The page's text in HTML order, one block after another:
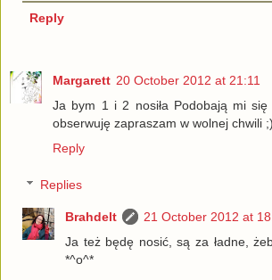
Reply
Margarett 20 October 2012 at 21:11
Ja bym 1 i 2 nosiła Podobają mi
obserwuję zapraszam w wolnej chwili
Reply
Replies
Brahdelt
21 October 2012 at
Ja też będę nosić, są za ładne,
*^o^*